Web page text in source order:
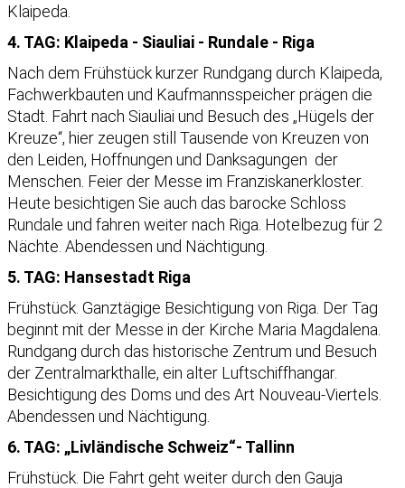
Klaipeda.
4. TAG: Klaipeda - Siauliai - Rundale - Riga
Nach dem Frühstück kurzer Rundgang durch Klaipeda,
Fachwerkbauten und Kaufmannsspeicher prägen die
Stadt. Fahrt nach Siauliai und Besuch des „Hügels der
Kreuze“, hier zeugen still Tausende von Kreuzen von
den Leiden, Hoffnungen und Danksagungen der
Menschen. Feier der Messe im Franziskanerkloster.
Heute besichtigen Sie auch das barocke Schloss
Rundale und fahren weiter nach Riga. Hotelbezug für 2
Nächte. Abendessen und Nächtigung.
5. TAG: Hansestadt Riga
Frühstück. Ganztägige Besichtigung von Riga. Der Tag
beginnt mit der Messe in der Kirche Maria Magdalena.
Rundgang durch das historische Zentrum und Besuch
der Zentralmarkthalle, ein alter Luftschiffhangar.
Besichtigung des Doms und des Art Nouveau-Viertels.
Abendessen und Nächtigung.
6. TAG: „Livländische Schweiz“- Tallinn
Frühstück. Die Fahrt geht weiter durch den Gauja